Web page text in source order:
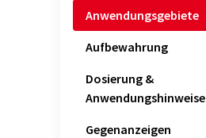
Anwendungsgebiete
Aufbewahrung
Dosierung &
Anwendungshinweise
Gegenanzeigen